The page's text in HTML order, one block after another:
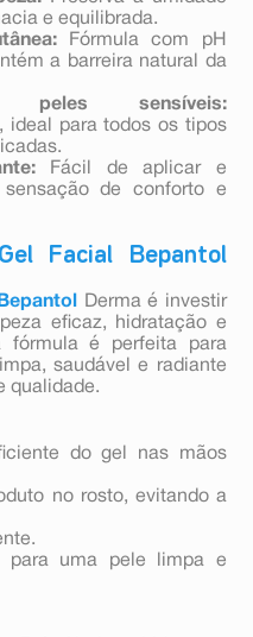
e equilibrada.
Fórmula com pH
a barreira natural da
sensíveis:
ideal para todos os tipos
Fácil de aplicar e
sensação de conforto e
Facial Bepantol
Bepantol
Derma é investir
eficaz, hidratação e
fórmula é perfeita para
saudável e radiante
qualidade.
do gel nas mãos
no rosto, evitando a
uma pele limpa e